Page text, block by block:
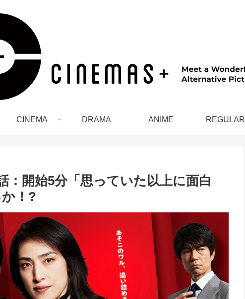
CINEMA DRAMA ANIME REGULAR
：開始5分「思っていた以上に面白
か！?